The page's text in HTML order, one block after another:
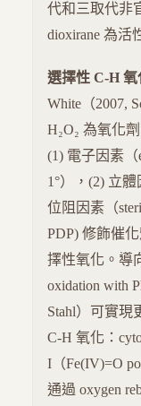
代和三取代非
dioxirane 為活
選擇性 C-H
White（2007,
H₂O₂ 為氧化
(1) 電子因素（
1°），(2) 立
位阻因素（
PDP) 修飾催
擇性氧化。導
oxidation with
Stahl）可實現
C-H 氧化：
I（Fe(IV)=O
通過 oxygen